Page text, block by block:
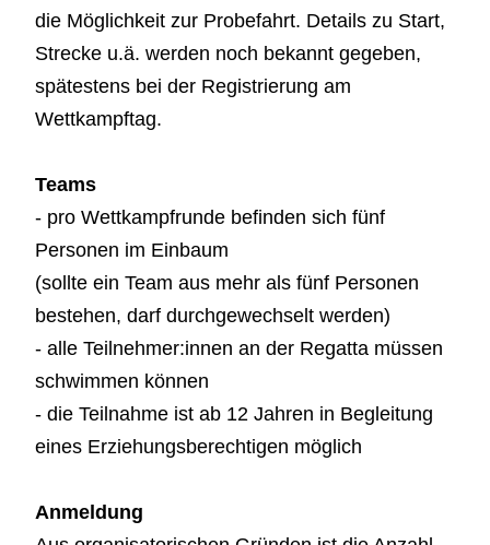
die Möglichkeit zur Probefahrt. Details zu Start,
Strecke u.ä. werden noch bekannt gegeben,
spätestens bei der Registrierung am
Wettkampftag.
Teams
- pro Wettkampfrunde befinden sich fünf
Personen im Einbaum
(sollte ein Team aus mehr als fünf Personen
bestehen, darf durchgewechselt werden)
- alle Teilnehmer:innen an der Regatta müssen
schwimmen können
- die Teilnahme ist ab 12 Jahren in Begleitung
eines Erziehungsberechtigen möglich
Anmeldung